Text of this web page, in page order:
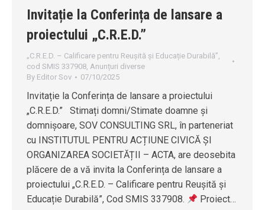
Invitație la Conferința de lansare a
proiectului „C.R.E.D.”
„C.R.E.D. – Calificare pentru Reușită și Educație Durabilă”,
cod SMIS 337908, Anunțuri diverse
By Editor Sov 07/10/2025
Invitație la Conferința de lansare a proiectului
„C.R.E.D.” Stimați domni/Stimate doamne și
domnișoare, SOV CONSULTING SRL, în parteneriat
cu INSTITUTUL PENTRU ACȚIUNE CIVICĂ ȘI
ORGANIZAREA SOCIETĂȚII – ACTA, are deosebita
plăcere de a vă invita la Conferința de lansare a
proiectului „C.R.E.D. – Calificare pentru Reușită și
Educație Durabilă”, Cod SMIS 337908.
Proiect…